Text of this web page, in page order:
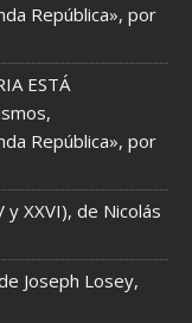
República», por
ESTÁ
República», por
y XXVI), de Nicolás
Joseph Losey,